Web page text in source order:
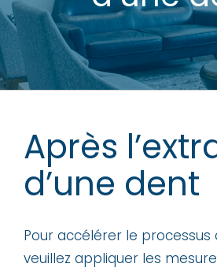
Après
d’une dent
Pour accélérer le processus
veuillez appliquer les